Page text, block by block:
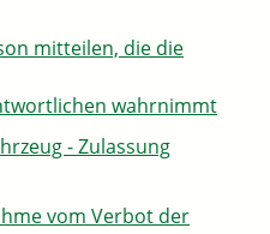
mitteilen, die die
wahrnimmt
- Zulassung
vom Verbot der